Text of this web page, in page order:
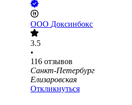
ООО Доксинбокс
3.5
•
116 отзывов
Санкт-Петербург
Елизаровская
Откликнуться